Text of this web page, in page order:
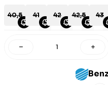
40,5 41 42 42,5 43